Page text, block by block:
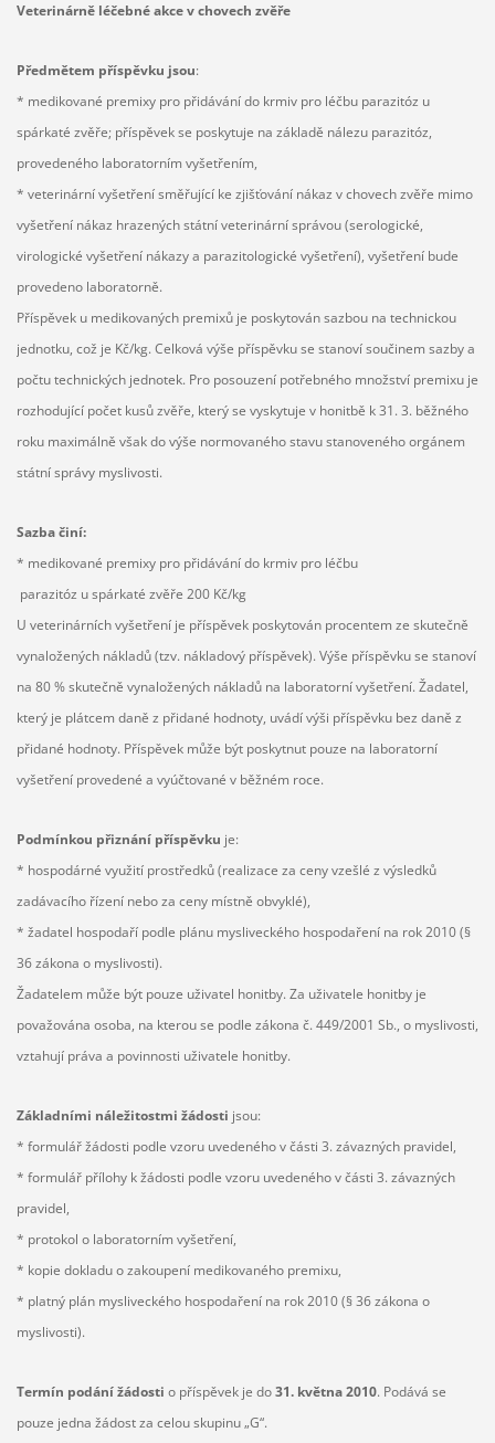
Veterinárně léčebné akce v chovech zvěře
Předmětem příspěvku jsou:
* medikované premixy pro přidávání do krmiv pro léčbu parazitóz u
spárkaté zvěře; příspěvek se poskytuje na základě nálezu parazitóz,
provedeného laboratorním vyšetřením,
* veterinární vyšetření směřující ke zjišťování nákaz v chovech zvěře mimo
vyšetření nákaz hrazených státní veterinární správou (serologické,
virologické vyšetření nákazy a parazitologické vyšetření), vyšetření bude
provedeno laboratorně.
Příspěvek u medikovaných premixů je poskytován sazbou na technickou
jednotku, což je Kč/kg. Celková výše příspěvku se stanoví součinem sazby a
počtu technických jednotek. Pro posouzení potřebného množství premixu je
rozhodující počet kusů zvěře, který se vyskytuje v honitbě k 31. 3. běžného
roku maximálně však do výše normovaného stavu stanoveného orgánem
státní správy myslivosti.
Sazba činí:
* medikované premixy pro přidávání do krmiv pro léčbu
parazitóz u spárkaté zvěře 200 Kč/kg
U veterinárních vyšetření je příspěvek poskytován procentem ze skutečně
vynaložených nákladů (tzv. nákladový příspěvek). Výše příspěvku se stanoví
na 80 % skutečně vynaložených nákladů na laboratorní vyšetření. Žadatel,
který je plátcem daně z přidané hodnoty, uvádí výši příspěvku bez daně z
přidané hodnoty. Příspěvek může být poskytnut pouze na laboratorní
vyšetření provedené a vyúčtované v běžném roce.
Podmínkou přiznání příspěvku je:
* hospodárné využití prostředků (realizace za ceny vzešlé z výsledků
zadávacího řízení nebo za ceny místně obvyklé),
* žadatel hospodaří podle plánu mysliveckého hospodaření na rok 2010 (§
36 zákona o myslivosti).
Žadatelem může být pouze uživatel honitby. Za uživatele honitby je
považována osoba, na kterou se podle zákona č. 449/2001 Sb., o myslivosti,
vztahují práva a povinnosti uživatele honitby.
Základními náležitostmi žádosti jsou:
* formulář žádosti podle vzoru uvedeného v části 3. závazných pravidel,
* formulář přílohy k žádosti podle vzoru uvedeného v části 3. závazných
pravidel,
* protokol o laboratorním vyšetření,
* kopie dokladu o zakoupení medikovaného premixu,
* platný plán mysliveckého hospodaření na rok 2010 (§ 36 zákona o
myslivosti).
Termín podání žádosti o příspěvek je do31. května 2010. Podává se
pouze jedna žádost za celou skupinu „G“.